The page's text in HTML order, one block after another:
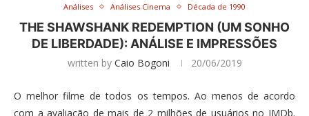
Análises Análises Cinema Década de 1990
THE SHAWSHANK REDEMPTION (UM SONHO
DE LIBERDADE): ANÁLISE E IMPRESSÕES
written by Caio Bogoni 20/06/2019
O melhor filme de todos os tempos. Ao menos de acordo
com a avaliação de mais de 2 milhões de usuários no IMDb.